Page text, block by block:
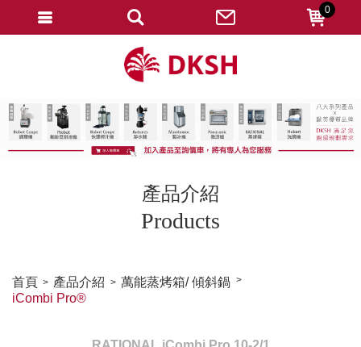
產品介紹
Products
首頁 產品介紹
萬能蒸烤箱/ 傾斜鍋
iCombi Pro®
0
忘記密碼
變更密碼
匯款通知